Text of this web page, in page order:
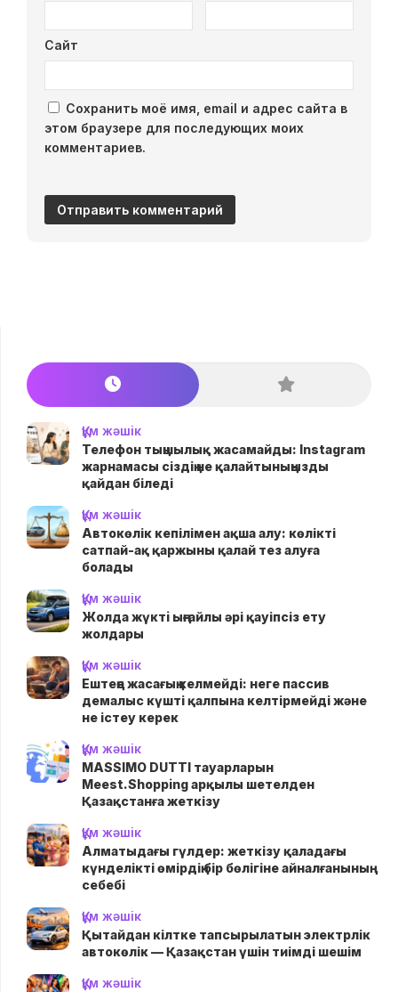
Сайт
Сохранить моё имя, email и адрес сайта в
этом браузере для последующих моих
комментариев.
Құм жәшік
Телефон тыңшылық жасамайды: Instagram
жарнамасы сіздің не қалайтыныңызды
қайдан біледі
Құм жәшік
Автокөлік кепілімен ақша алу: көлікті
сатпай-ақ қаржыны қалай тез алуға
болады
Құм жәшік
Жолда жүктi ыңғайлы әрі қауіпсіз ету
жолдары
Құм жәшік
Ештеңе жасағың келмейді: неге пассив
демалыс күшті қалпына келтірмейді және
не істеу керек
Құм жәшік
MASSIMO DUTTI тауарларын
Meest.Shopping арқылы шетелден
Қазақстанға жеткізу
Құм жәшік
Алматыдағы гүлдер: жеткізу қаладағы
күнделікті өмірдің бір бөлігіне айналғанының
себебі
Құм жәшік
Қытайдан кілтке тапсырылатын электрлік
автокөлік — Қазақстан үшін тиімді шешім
Құм жәшік